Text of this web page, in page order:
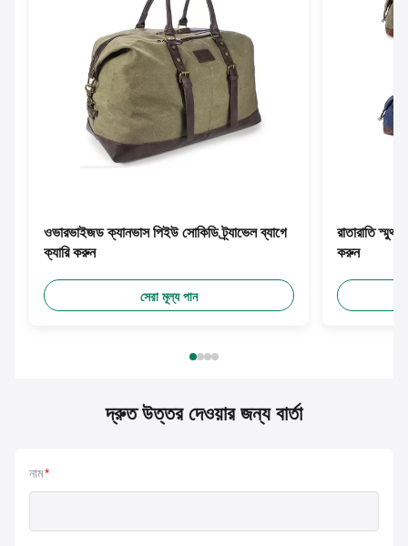
ওভারভাইজড ক্যানভাস পিইউ সোকিডি ট্র্যাভেল ব্যাগে
ক্যারি করুন
সেরা মূল্য পান
রাতারাতি স্মুথ
করুন
দ্রুত উত্তর দেওয়ার জন্য বার্তা
নাম*